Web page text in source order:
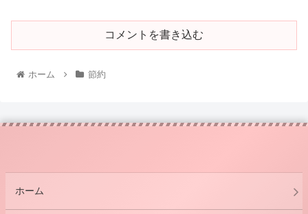
コメントを書き込む
ホーム 節約
ホーム